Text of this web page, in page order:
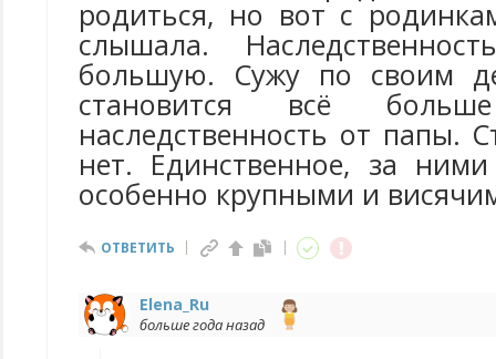
родиться, но вот с
слышала.
большую. Сужу по своим
становится всё
наследственность от папы.
нет. Единственное, за
особенно крупными и
ОТВЕТИТЬ
Elena_Ru
больше года назад